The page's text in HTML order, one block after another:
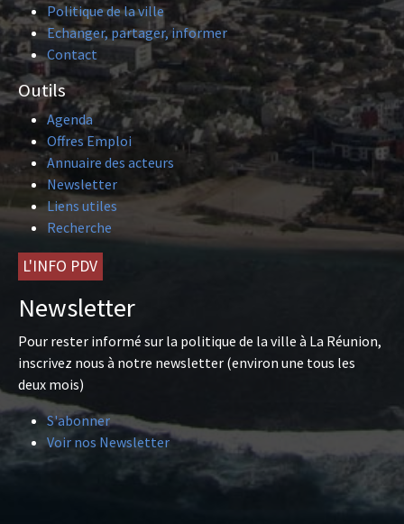
Politique de la ville
Echanger, partager, informer
Contact
Outils
Agenda
Offres Emploi
Annuaire des acteurs
Newsletter
Liens utiles
Recherche
L'INFO PDV
Newsletter
Pour rester informé sur la politique de la ville à La Réunion,
inscrivez nous à notre newsletter (environ une tous les
deux mois)
S'abonner
Voir nos Newsletter